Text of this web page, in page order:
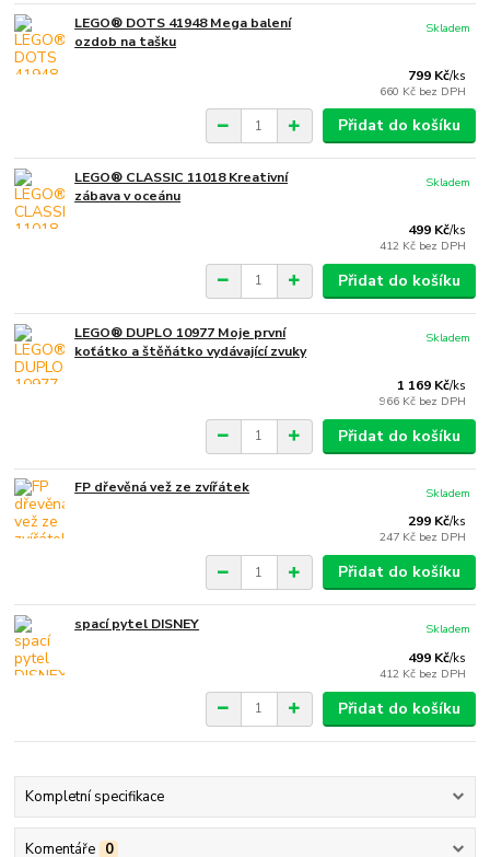
LEGO® DOTS 41948 Mega balení
ozdob na tašku
799 Kč/ks
660 Kč bez DPH
Skladem
Přidat do košíku
LEGO® CLASSIC 11018 Kreativní
zábava v oceánu
499 Kč/ks
412 Kč bez DPH
Skladem
Přidat do košíku
LEGO® DUPLO 10977 Moje první
koťátko a štěňátko vydávající zvuky
1 169 Kč/ks
966 Kč bez DPH
Skladem
Přidat do košíku
FP dřevěná vež ze zvířátek
299 Kč/ks
247 Kč bez DPH
Skladem
Přidat do košíku
spací pytel DISNEY
499 Kč/ks
412 Kč bez DPH
Skladem
Přidat do košíku
Kompletní specifikace
Komentáře 0